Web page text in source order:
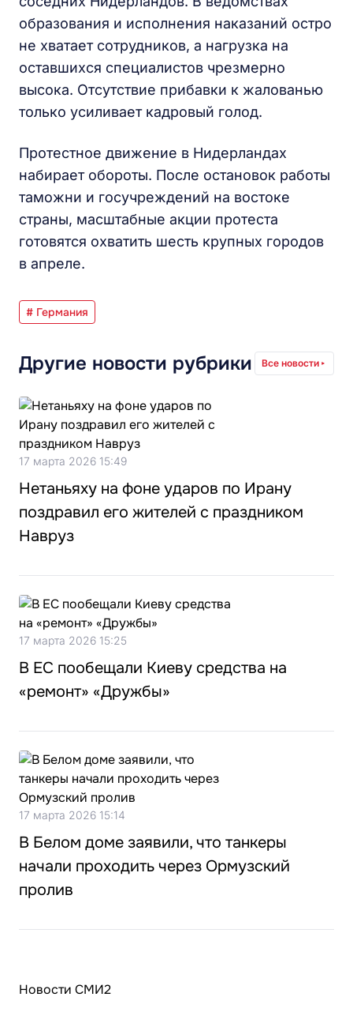
образования и исполнения наказаний остро
не хватает сотрудников, а нагрузка на
оставшихся специалистов чрезмерно
высока. Отсутствие прибавки к жалованью
только усиливает кадровый голод.
Протестное движение в Нидерландах
набирает обороты. После остановок работы
таможни и госучреждений на востоке
страны, масштабные акции протеста
готовятся охватить шесть крупных городов
в апреле.
# Германия
Другие новости рубрики Все новости
17 марта 2026 15:49
Нетаньяху на фоне ударов по Ирану
поздравил его жителей с праздником
Навруз
17 марта 2026 15:25
В ЕС пообещали Киеву средства на
«ремонт» «Дружбы»
17 марта 2026 15:14
В Белом доме заявили, что танкеры
начали проходить через Ормузский
пролив
Новости СМИ2